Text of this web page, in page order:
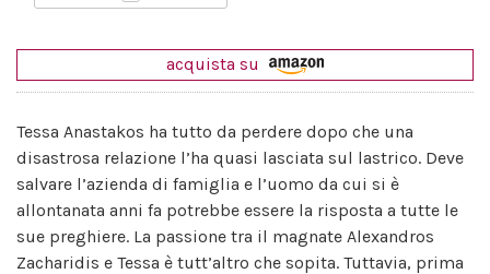
acquista su
Tessa Anastakos ha tutto da perdere dopo che una
disastrosa relazione l’ha quasi lasciata sul lastrico. Deve
salvare l’azienda di famiglia e l’uomo da cui si è
allontanata anni fa potrebbe essere la risposta a tutte le
sue preghiere. La passione tra il magnate Alexandros
Zacharidis e Tessa è tutt’altro che sopita. Tuttavia, prima